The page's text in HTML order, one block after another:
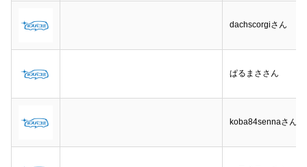
dachscorgiさん
ぱるまささん
koba84sennaさん